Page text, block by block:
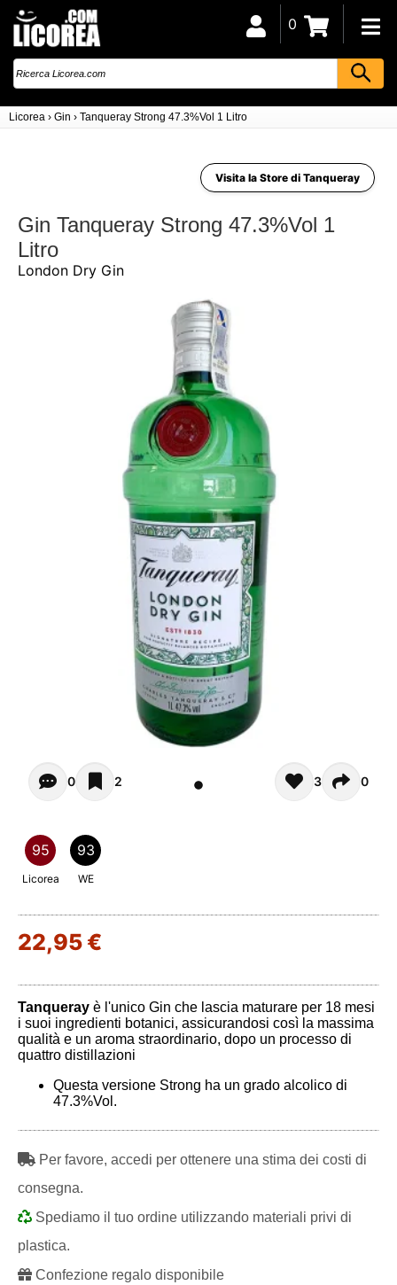
Licorea › Gin › Tanqueray Strong 47.3%Vol 1 Litro
0
Visita la Store di Tanqueray
Gin Tanqueray Strong 47.3%Vol 1
Litro
London Dry Gin
Opiniones - In questo momento non ci sono commenti.
0 2 3 0
95
Licorea
93
WE
22,95 €
Tanqueray è l'unico Gin che lascia maturare per 18 mesi
i suoi ingredienti botanici, assicurandosi così la massima
qualità e un aroma straordinario, dopo un processo di
quattro distillazioni
Questa versione Strong ha un grado alcolico di
47.3%Vol.
Per favore, accedi per ottenere una stima dei costi di
consegna.
Spediamo il tuo ordine utilizzando materiali privi di
plastica.
Confezione regalo disponibile